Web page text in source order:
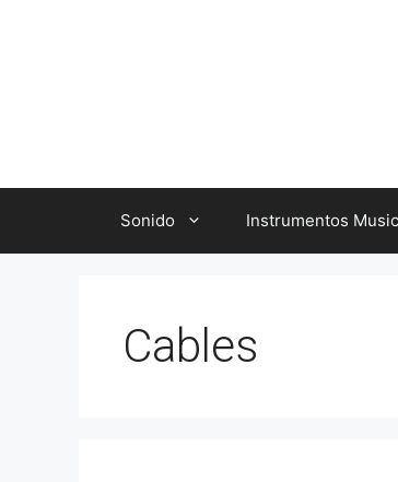
Sonido Instrumentos
Cables